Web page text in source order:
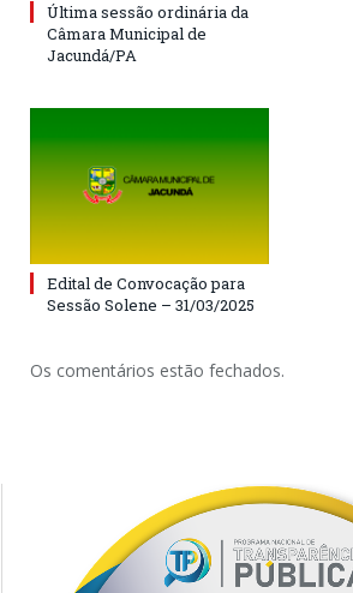
Última sessão ordinária da
Câmara Municipal de
Jacundá/PA
Edital de Convocação para
Sessão Solene – 31/03/2025
Os comentários estão fechados.